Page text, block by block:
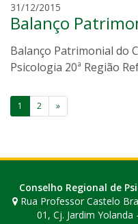
i
r
a
31/12/2015
a
r
o
i
e
a
Balanço
Balanço Patrimonial do
Psicologia 20ª Região
Paginação
posts
1 2 »
Conselho Regional de
Rua Professor Castelo
01, Cj. Jardim Yolanda